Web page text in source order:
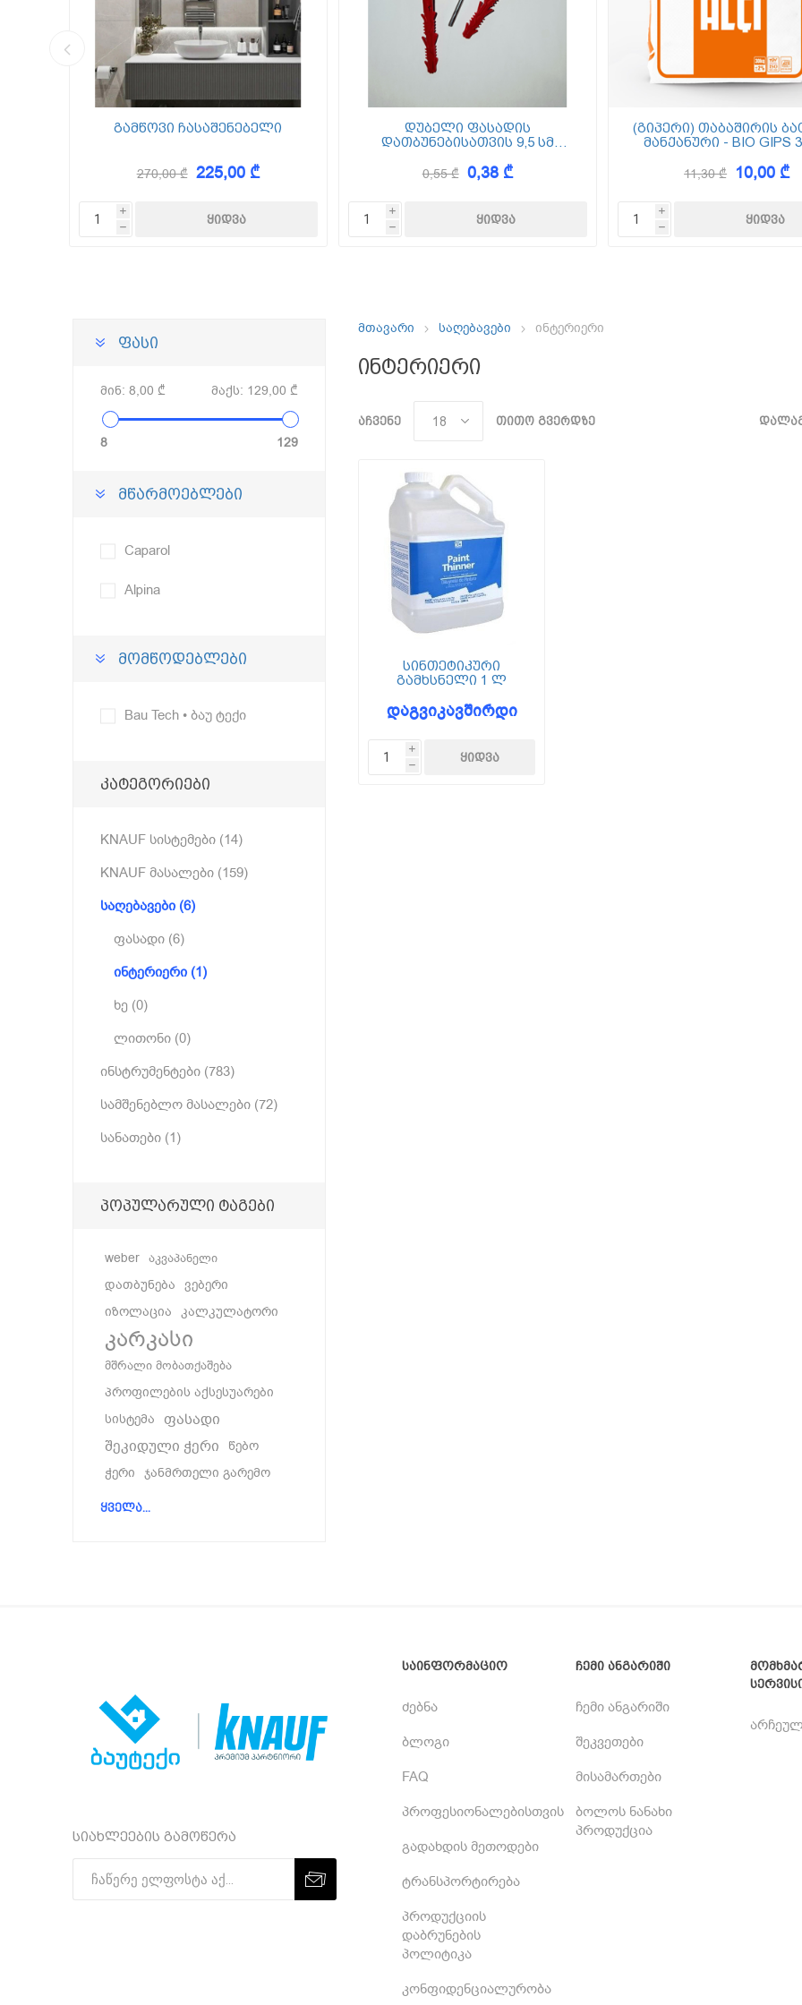
კედლის შემოსვები
KAEM Dekor
გამწოვი ჩასაშენებელი
270,00 ₾ 225,00 ₾
i
h
დუბელი ფასადის
დათბუნებისათვის 9,5 სმ
0,55 ₾ 0,38 ₾
i
h
(გიპერი) თაბაშირის
მანქანური - BIO GIPS
11,30 ₾ 10,00 ₾
i
h
მთავარი საღებავები ინტერიერი
ინტერიერი
აჩვენე თითო გვერდზე
სინთეტიკური
გამხსნელი 1 ლ
დაგვიკავშირდი
i
h
ფასი
მინ: 8,00 ₾ მაქს: 129,00 ₾
8 129
მწარმოებლები
Caparol
Alpina
მომწოდებლები
Bau Tech • ბაუ ტექი
კატეგორიები
KNAUF სისტემები (14)
KNAUF მასალები (159)
საღებავები (6)
ფასადი (6)
ინტერიერი (1)
ხე (0)
ლითონი (0)
ინსტრუმენტები (783)
სამშენებლო მასალები (72)
სანათები (1)
პოპულარული ტაგები
weber აკვაპანელი
დათბუნება ვებერი
იზოლაცია კალკულატორი
კარკასი
მშრალი მობათქაშება
პროფილების აქსესუარები
სისტემა
ფასადი
შეკიდული ჭერი
წებო
ჭერი ჯანმრთელი გარემო
ყველა...
სიახლეების გამოწერა
საინფორმაციო
ძებნა
ბლოგი
FAQ
პროფესიონალებისთვის
გადახდის მეთოდები
ტრანსპორტირება
პროდუქციის
დაბრუნების
პოლიტიკა
კონფიდენციალურობა
ჩემი ანგარიში
ჩემი ანგარიში
შეკვეთები
მისამართები
ბოლოს ნანახი
პროდუქცია